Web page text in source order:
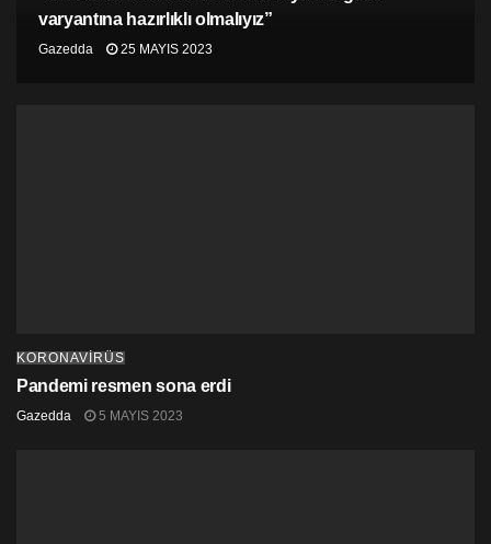
varyantına hazırlıklı olmalıyız”
Gazedda 25 MAYIS 2023
KORONAVİRÜS
Pandemi resmen sona erdi
Gazedda 5 MAYIS 2023